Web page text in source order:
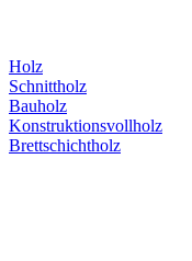
Holz
Schnittholz
Bauholz
Konstruktionsvollholz
Brettschichtholz